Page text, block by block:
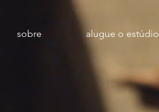
sobre alugue o estúdio